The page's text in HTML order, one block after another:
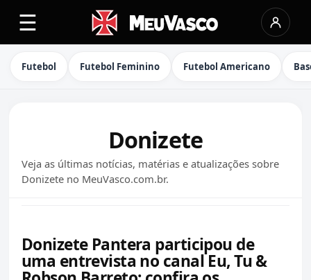
☰
Futebol Futebol Feminino Futebol Americano
Donizete
Veja as últimas notícias, matérias e atualizações sobre
Donizete no MeuVasco.com.br.
Donizete Pantera participou de
uma entrevista no canal Eu, Tu &